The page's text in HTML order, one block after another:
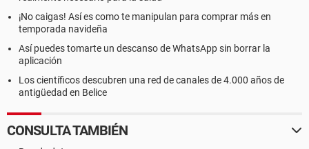
¡No caigas! Así es como te manipulan para comprar más en
temporada navideña
Así puedes tomarte un descanso de WhatsApp sin borrar la
aplicación
Los científicos descubren una red de canales de 4.000 años de
antigüedad en Belice
CONSULTA TAMBIÉN